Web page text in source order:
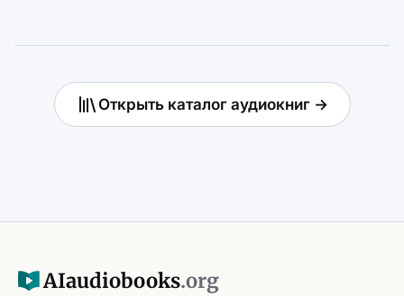
Открыть каталог аудиокниг →
AIaudiobooks.org